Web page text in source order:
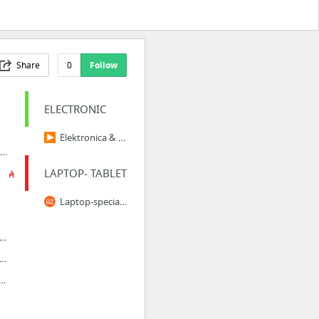
Share 0 Follow
Schoenen online kopen - Unieke musthaves - SACHA
"lederdames" – So Baggy
bij Mooietassen.eu - Mooietassen.eu
Koffer Specialist | Travelbags.be
ELECTRONIC
Elektronica & Gadgets Dagaanbiedingen
LAPTOP- TABLET
Laptop-specialist - Laptopshop.be